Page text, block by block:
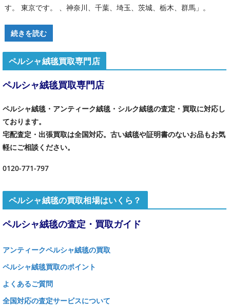
す。 東京です。 、神奈川、千葉、埼玉、茨城、栃木、群馬」。
続きを読む
ペルシャ絨毯買取専門店
ペルシャ絨毯買取専門店
ペルシャ絨毯・アンティーク絨毯・シルク絨毯の査定・買取に対応し
ております。
宅配査定・出張買取は全国対応。古い絨毯や証明書のないお品もお気
軽にご相談ください。
0120-771-797
ペルシャ絨毯の買取相場はいくら？
ペルシャ絨毯の査定・買取ガイド
アンティークペルシャ絨毯の買取
ペルシャ絨毯買取のポイント
よくあるご質問
全国対応の査定サービスについて